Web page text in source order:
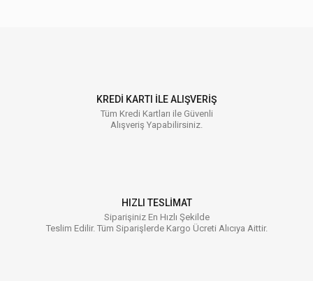
KREDİ KARTI İLE ALIŞVERİŞ
Tüm Kredi Kartları ile Güvenli
Alışveriş Yapabilirsiniz.
HIZLI TESLİMAT
Siparişiniz En Hızlı Şekilde
Teslim Edilir. Tüm Siparişlerde Kargo Ücreti Alıcıya Aittir.